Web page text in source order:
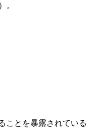
。
ことを暴露されている